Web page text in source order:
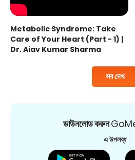
সব দেখ
Metabolic Syndrome: Take
Care of Your Heart (Part - 1) |
Dr. Ajay Kumar Sharma
ডাউনলোড করুন
এ উপলব্ধ